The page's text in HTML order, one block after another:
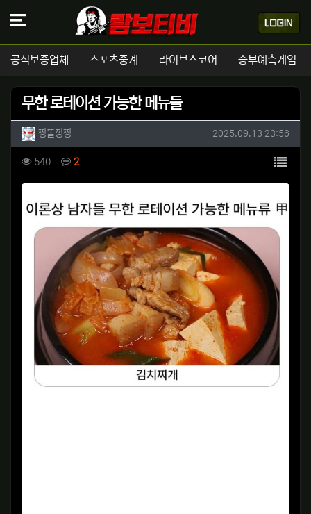
공식보증업체 스포츠중계 라이브스코어 승부예측게임
무한 로테이션 가능한 메뉴들
작성자 정보
짱똘깡짱작성 작성일
2025.09.13 23:56
컨텐츠 정보
540조회 2댓글 목록
본문